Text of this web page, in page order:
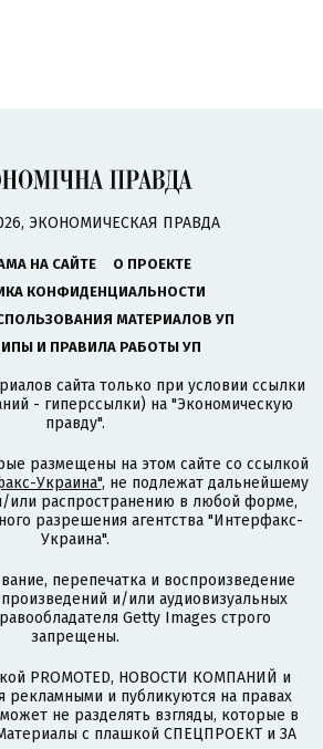
ЭКОНОМИЧЕСКАЯ ПРАВДА
НА САЙТЕ
О ПРОЕКТЕ
КОНФИДЕНЦИАЛЬНОСТИ
МАТЕРИАЛОВ УП
И ПРАВИЛА РАБОТЫ УП
сайта только при условии ссылки
- гиперссылки) на "Экономическую
правду".
размещены на этом сайте со ссылкой
Украина", не подлежат дальнейшему
или распространению в любой форме,
разрешения агентства "Интерфакс-
Украина".
перепечатка и воспроизведение
и/или аудиовизуальных
Getty Images строго
запрещены.
PROMOTED, НОВОСТИ КОМПАНИЙ и
и публикуются на правах
не разделять взгляды, которые в
с плашкой СПЕЦПРОЕКТ и ЗА